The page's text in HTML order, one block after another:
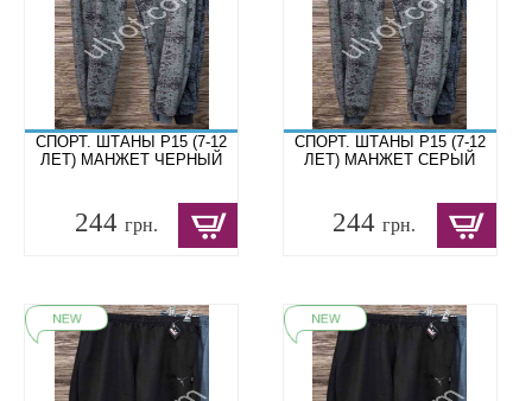
СПОРТ. ШТАНЫ P15 (7-12
ЛЕТ) МАНЖЕТ ЧЕРНЫЙ
244 грн.
СПОРТ. ШТАНЫ P15 (7-12
ЛЕТ) МАНЖЕТ СЕРЫЙ
244грн.